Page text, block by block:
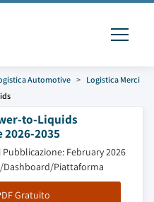
Automotive
Logistica Merci
to-Liquids
2035
Pubblicazione: February 2026
Dashboard/Piattaforma
Gratuito